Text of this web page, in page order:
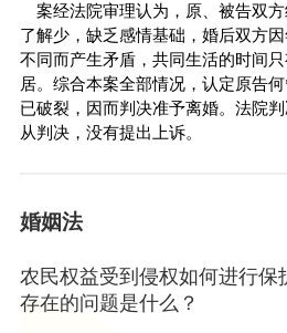
案经法院审理认为，原、被告双
了解少，缺乏感情基础，婚后双方
不同而产生矛盾，共同生活的时间
居。综合本案全部情况，认定原告
已破裂，因而判决准予离婚。法院
从判决，没有提出上诉。
婚姻法
农民权益受到侵权如何进行保
存在的问题是什么？